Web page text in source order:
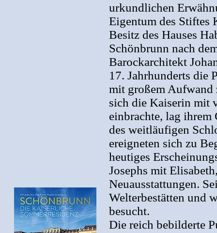
urkundlichen
Eigentum des Stiftes
Besitz des Hauses
Schönbrunn nach
Barockarchitekt
17. Jahrhunderts die
mit großem Aufwand
sich die Kaiserin mit
einbrachte, lag ihrem
des weitläufigen
ereigneten sich zu
heutiges
Josephs mit
Neuausstattungen.
Welterbestätten und
besucht.
Die reich bebilderte